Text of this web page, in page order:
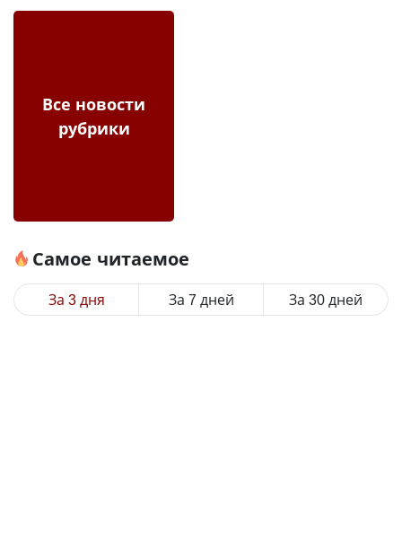
Все новости
рубрики
Самое читаемое
За 3 дня За 7 дней За 30 дней